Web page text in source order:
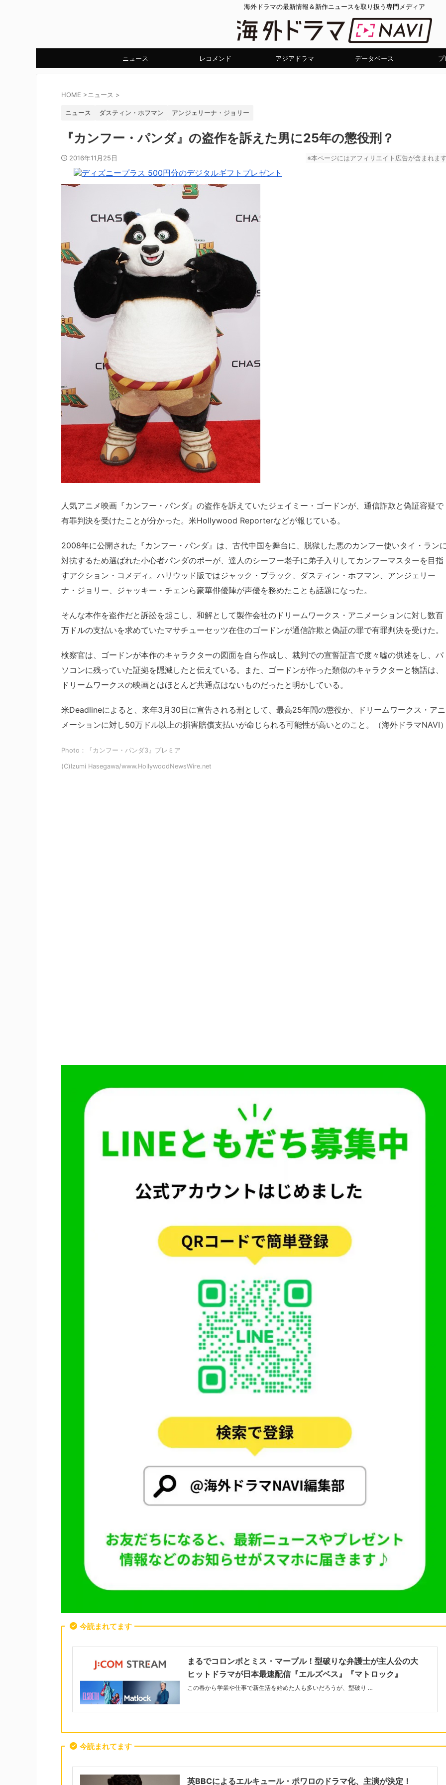
海外ドラマの最新情報＆新作ニュースを取り扱う専門メディア
ニュース レコメンド アジアドラマ データベース
HOME >ニュース >
ニュース ダスティン・ホフマン アンジェリーナ・ジョリー
『カンフー・パンダ』の盗作を訴えた男に25年の懲役刑？
2016年11月25日 ※本ページにはアフィリエイト広告が含まれま
人気アニメ映画『カンフー・パンダ』の盗作を訴えていたジェイミー・ゴードンが、通信詐欺と偽証容疑で
有罪判決を受けたことが分かった。米Hollywood Reporterなどが報じている。
2008年に公開された『カンフー・パンダ』は、古代中国を舞台に、脱獄した悪のカンフー使いタイ・ラン
対抗するため選ばれた小心者パンダのポーが、達人のシーフー老子に弟子入りしてカンフーマスターを目指
すアクション・コメディ。ハリウッド版ではジャック・ブラック、ダスティン・ホフマン、アンジェリー
ナ・ジョリー、ジャッキー・チェンら豪華俳優陣が声優を務めたことも話題になった。
そんな本作を盗作だと訴訟を起こし、和解として製作会社のドリームワークス・アニメーションに対し数百
万ドルの支払いを求めていたマサチューセッツ在住のゴードンが通信詐欺と偽証の罪で有罪判決を受けた。
検察官は、ゴードンが本作のキャラクターの図面を自ら作成し、裁判での宣誓証言で度々嘘の供述をし、パ
ソコンに残っていた証拠を隠滅したと伝えている。また、ゴードンが作った類似のキャラクターと物語は、
ドリームワークスの映画とはほとんど共通点はないものだったと明かしている。
米Deadlineによると、来年3月30日に宣告される刑として、最高25年間の懲役か、ドリームワークス・アニ
メーションに対し50万ドル以上の損害賠償支払いが命じられる可能性が高いとのこと。（海外ドラマNAVI
Photo：『カンフー・パンダ3』プレミア
(C)Izumi Hasegawa/www.HollywoodNewsWire.net
今読まれてます
まるでコロンボとミス・マープル！型破りな弁護士が主人公の大
ヒットドラマが日本最速配信『エルズベス』『マトロック』
この春から学業や仕事で新生活を始めた人も多いだろうが、型破り …
今読まれてます
英BBCによるエルキュール・ポワロのドラマ化、主演が決定！